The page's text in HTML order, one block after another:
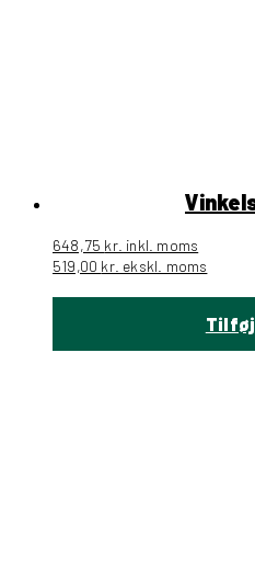
648,75 kr. inkl. moms
519,00 kr. ekskl. moms